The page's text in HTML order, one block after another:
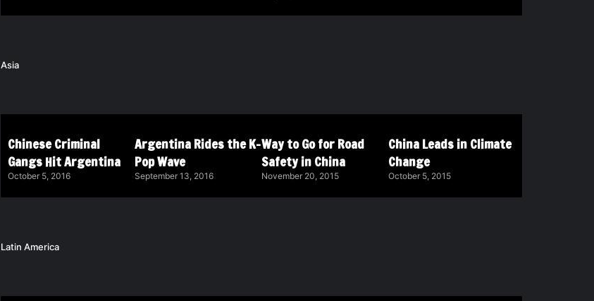
Asia
Chinese Criminal
Gangs Hit Argentina
October 5, 2016
Argentina Rides the K-
Pop Wave
September 13, 2016
Way to Go for Road
Safety in China
November 20, 2015
China Leads in Climate
Change
October 5, 2015
Latin America